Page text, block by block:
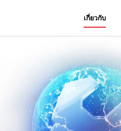
เกี่ยวกับ